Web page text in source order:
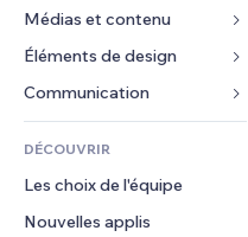
Données analytiques
Réseaux sociaux
Classement de sites
E-mail
Expédition et livraison
Boutons Vente
Comptabilité
Coupons et fidélisation
Solutions d'entreposage
Hôtels
Événements
Restaurants
Immobilier
Réservations
Médias et contenu
Galerie
Musique
Podcasts
Photographie
Vidéo
PDF
Éléments de design
Cartes et navigation
Confidentialité
Horloge
Modèles de pages
Effets sur images
Formulaires
Sondages
Chat
DÉCOUVRIR
Les choix de l'équipe
Nouvelles applis